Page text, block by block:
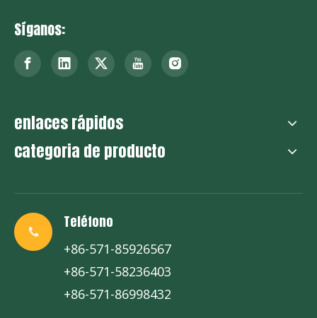
Síganos:
enlaces rápidos
categoria de producto
Teléfono
+86-571-85926567
+86-571-58236403
+86-571-86998432